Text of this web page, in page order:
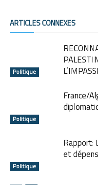
ARTICLES CONNEXES
Politique
Politique
France/
Politique
Rapport:
et